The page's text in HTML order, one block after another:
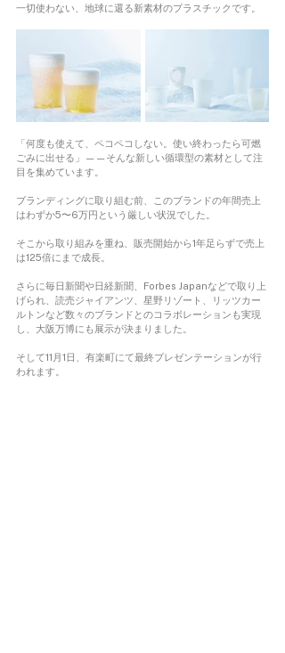
一切使わない、地球に還る新素材のプラスチックです。
「何度も使えて、ペコペコしない。使い終わったら可燃
ごみに出せる」——そんな新しい循環型の素材として注
目を集めています。
ブランディングに取り組む前、このブランドの年間売上
はわずか5〜6万円という厳しい状況でした。
そこから取り組みを重ね、販売開始から1年足らずで売上
は125倍にまで成長。
さらに毎日新聞や日経新聞、Forbes Japanなどで取り上
げられ、読売ジャイアンツ、星野リゾート、リッツカー
ルトンなど数々のブランドとのコラボレーションも実現
し、大阪万博にも展示が決まりました。
そして11月1日、有楽町にて最終プレゼンテーションが行
われます。